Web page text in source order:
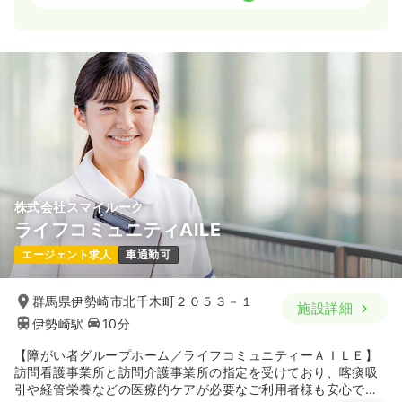
19.8万円〜/月
※一例
8:30～17:30
月給19万円以上可
気になる
2交代（常勤）
給与 25.8万円〜/月 賞与4ヶ月
※一例
時間 8:30～17:30
月給25万円以上可
気になる 詳細を見る
株式会社スマイルーク
ライフコミュニティAILE
エージェント求人 車通勤可
群馬県伊勢崎市北千木町２０５３－１
伊勢崎駅
10分
施設詳細
【障がい者グループホーム／ライフコミュニティーＡＩＬＥ】
訪問看護事業所と訪問介護事業所の指定を受けており、喀痰吸
引や経管栄養などの医療的ケアが必要なご利用者様も安心でき